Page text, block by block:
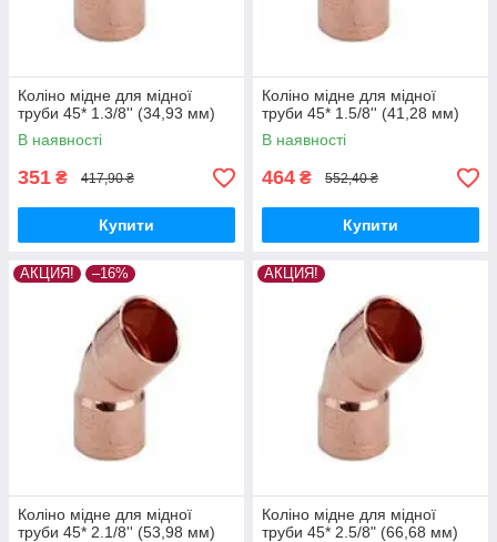
Коліно мідне для мідної
труби 45* 1.3/8'' (34,93 мм)
В наявності
351 ₴ 417,90 ₴
Купити
Коліно мідне для мідної
труби 45* 1.5/8'' (41,28 мм)
В наявності
464 ₴ 552,40 ₴
Купити
АКЦИЯ! –16%
Коліно мідне для мідної
труби 45* 2.1/8'' (53,98 мм)
АКЦИЯ!
Коліно мідне для мідної
труби 45* 2.5/8" (66,68 мм)